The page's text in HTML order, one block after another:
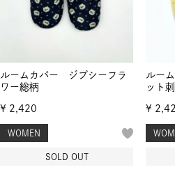
ルームカバー ジプシーフラ
ワー総柄
¥ 2,420
WOMEN
SOLD OUT
ルー
ット
¥